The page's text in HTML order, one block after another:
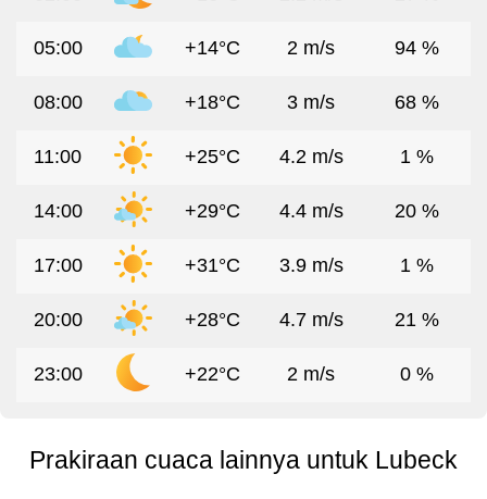
05:00 +14°C 2 m/s 94 %
08:00 +18°C 3 m/s 68 %
11:00 +25°C 4.2 m/s 1 %
14:00 +29°C 4.4 m/s 20 %
17:00 +31°C 3.9 m/s 1 %
20:00 +28°C 4.7 m/s 21 %
23:00 +22°C 2 m/s 0 %
Prakiraan cuaca lainnya untuk Lubeck